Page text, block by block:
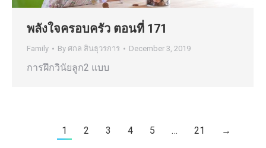
พลังใจครอบครัว ตอนที่ 171
Family By ศกล สินธุวรการ December 3, 2019
การฝึกวินัยลูก2 แบบ
1 2 3 4 5 … 21 →